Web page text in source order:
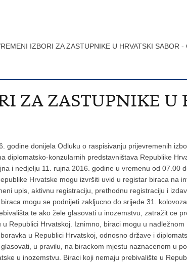
IZBORI ZA ZASTUPNIKE U HRVATSKI
ZA ZASTUPNIKE U
godine donijela Odluku o raspisivanju prijevremenih
diplomatsko-konzularnih predstavništava Republike
i nedjelju 11. rujna 2016. godine u vremenu od 07.00
Hrvatske mogu izvršiti uvid u registar biraca na
upis, aktivnu registraciju, prethodnu registraciju i
mogu se podnijeti zakljucno do srijede 31.
te ako žele glasovati u inozemstvu, zatražit ce
Republici Hrvatskoj. Iznimno, biraci mogu u
u Republici Hrvatskoj, odnosno države i
u pravilu, na birackom mjestu naznacenom u
u inozemstvu. Biraci koji nemaju prebivalište u